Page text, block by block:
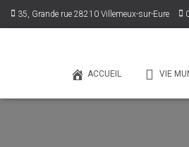
35, Grande rue 28210 Villemeux-sur-Eure
ACCUEIL VIE